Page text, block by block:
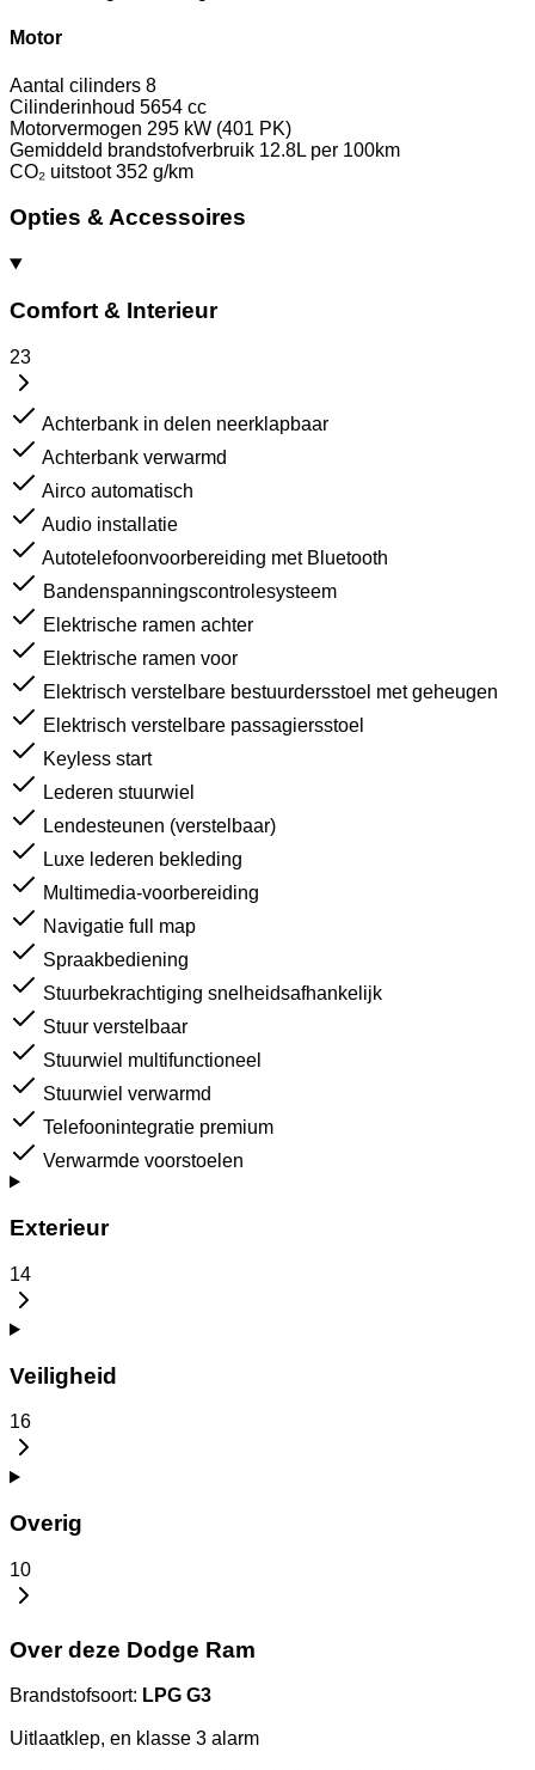
Motor
Aantal cilinders 8
Cilinderinhoud 5654 cc
Motorvermogen 295 kW (401 PK)
Gemiddeld brandstofverbruik 12.8L per 100km
CO₂ uitstoot 352 g/km
Opties & Accessoires
Comfort & Interieur
23
Achterbank in delen neerklapbaar
Achterbank verwarmd
Airco automatisch
Audio installatie
Autotelefoonvoorbereiding met Bluetooth
Bandenspanningscontrolesysteem
Elektrische ramen achter
Elektrische ramen voor
Elektrisch verstelbare bestuurdersstoel met geheugen
Elektrisch verstelbare passagiersstoel
Keyless start
Lederen stuurwiel
Lendesteunen (verstelbaar)
Luxe lederen bekleding
Multimedia-voorbereiding
Navigatie full map
Spraakbediening
Stuurbekrachtiging snelheidsafhankelijk
Stuur verstelbaar
Stuurwiel multifunctioneel
Stuurwiel verwarmd
Telefoonintegratie premium
Verwarmde voorstoelen
Exterieur
14
Veiligheid
16
Overig
10
Over deze Dodge Ram
Brandstofsoort: LPG G3
Uitlaatklep, en klasse 3 alarm